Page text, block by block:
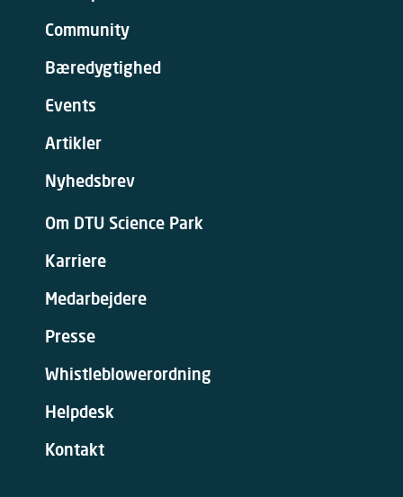
Community
Bæredygtighed
Events
Artikler
Nyhedsbrev
Om DTU Science Park
Karriere
Medarbejdere
Presse
Whistleblowerordning
Helpdesk
Kontakt